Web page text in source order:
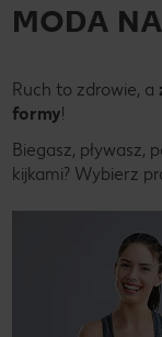
MODA
Ruch to zdrowie, a
formy!
Biegasz, pływasz,
kijkami? Wybierz